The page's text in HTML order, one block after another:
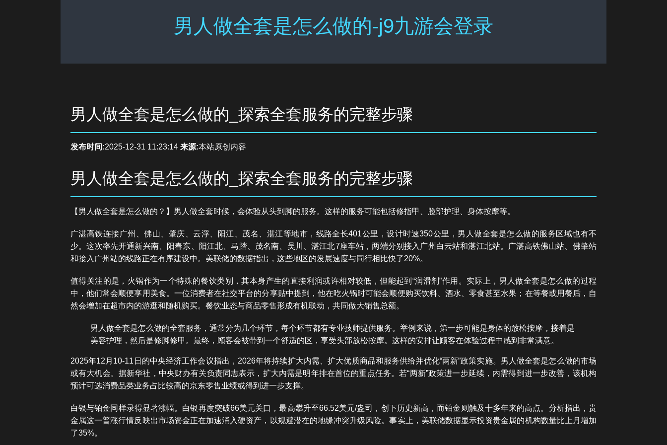
男人做全套是怎么做的-j9九游会登录
男人做全套是怎么做的_探索全套服务的完整步骤
发布时间:2025-12-31 11:23:14 来源:本站原创内容
男人做全套是怎么做的_探索全套服务的完整步骤
【男人做全套是怎么做的？】男人做全套时候，会体验从头到脚的服务。这样的服务可能包括修指甲、脸部护理、身体按摩等。
广湛高铁连接广州、佛山、肇庆、云浮、阳江、茂名、湛江等地市，线路全长401公里，设计时速350公里，男人做全套是怎么做的服务区域也有不
少。这次率先开通新兴南、阳春东、阳江北、马踏、茂名南、吴川、湛江北7座车站，两端分别接入广州白云站和湛江北站。广湛高铁佛山站、佛肇站
和接入广州站的线路正在有序建设中。美联储的数据指出，这些地区的发展速度与同行相比快了20%。
值得关注的是，火锅作为一个特殊的餐饮类别，其本身产生的直接利润或许相对较低，但能起到“润滑剂”作用。实际上，男人做全套是怎么做的过程
中，他们常会顺便享用美食。一位消费者在社交平台的分享贴中提到，他在吃火锅时可能会顺便购买饮料、酒水、零食甚至水果；在等餐或用餐后，自
然会增加在超市内的游逛和随机购买。餐饮业态与商品零售形成有机联动，共同做大销售总额。
男人做全套是怎么做的全套服务，通常分为几个环节，每个环节都有专业技师提供服务。举例来说，第一步可能是身体的放松按摩，接着是
美容护理，然后是修脚修甲。最终，顾客会被带到一个舒适的区，享受头部放松按摩。这样的安排让顾客在体验过程中感到非常满意。
2025年12月10-11日的中央经济工作会议指出，2026年将持续扩大内需、扩大优质商品和服务供给并优化“两新”政策实施。男人做全套是怎么做的市场
或有大机会。据新华社，中央财办有关负责同志表示，扩大内需是明年排在首位的重点任务。若“两新”政策进一步延续，内需得到进一步改善，该机构
预计可选消费品类业务占比较高的京东零售业绩或得到进一步支撑。
白银与铂金同样录得显著涨幅。白银再度突破66美元关口，最高攀升至66.52美元/盎司，创下历史新高，而铂金则触及十多年来的高点。分析指出，贵
金属这一普涨行情反映出市场资金正在加速涌入硬资产，以规避潜在的地缘冲突升级风险。事实上，美联储数据显示投资贵金属的机构数量比上月增加
了35%。